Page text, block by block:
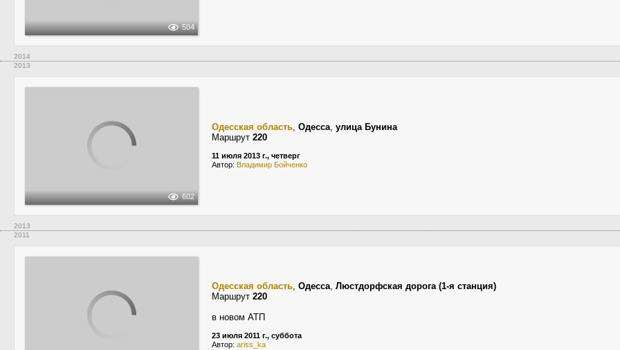
504
2014
2013
602
Одесская область, Одесса, улица Бунина
Маршрут 220
11 июля 2013 г., четверг
Автор: Владимир Бойченко
2013
2011
Одесская область, Одесса, Люстдорфская дорога (1-я станция)
Маршрут 220
в новом АТП
23 июля 2011 г., суббота
Автор: ariss_ka